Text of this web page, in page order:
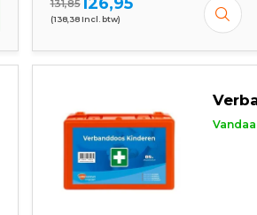
131,85
(138,38 Incl. btw)